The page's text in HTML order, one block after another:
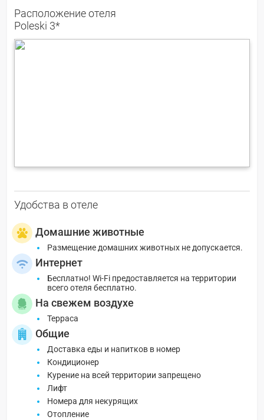
Расположение отеля
Poleski 3*
Удобства в отеле
Домашние животные
Размещение домашних животных не допускается.
Интернет
Бесплатно! Wi-Fi предоставляется на территории
всего отеля бесплатно.
На свежем воздухе
Терраса
Общие
Доставка еды и напитков в номер
Кондиционер
Курение на всей территории запрещено
Лифт
Номера для некурящих
Отопление